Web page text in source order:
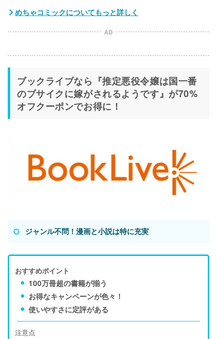
めちゃコミックについてもっと詳しく
AD
ブックライブなら『推定悪役令嬢は国一番
のブサイクに嫁がされるようです』が70%
オフクーポンでお得に！
ジャンル不問！漫画と小説は特に充実
おすすめポイント
100万冊超の書籍が揃う
お得なキャンペーンが色々！
使いやすさに定評がある
注意点